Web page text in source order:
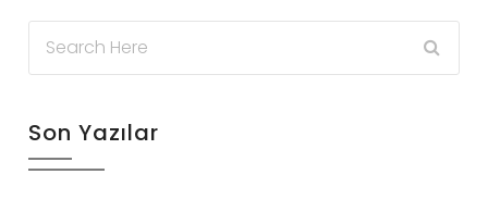
Son Yazılar